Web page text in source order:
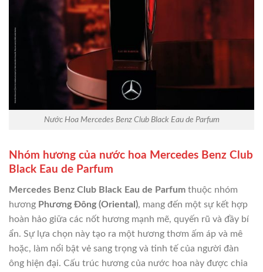
Nước Hoa Mercedes Benz Club Black Eau de Parfum
Nhóm hương của nước hoa Mercedes Benz Club
Black Eau de Parfum
Mercedes Benz Club Black Eau de Parfum thuộc nhóm
hương Phương Đông (Oriental), mang đến một sự kết hợp
hoàn hảo giữa các nốt hương mạnh mẽ, quyến rũ và đầy bí
ẩn. Sự lựa chọn này tạo ra một hương thơm ấm áp và mê
hoặc, làm nổi bật vẻ sang trọng và tinh tế của người đàn
ông hiện đại. Cấu trúc hương của nước hoa này được chia